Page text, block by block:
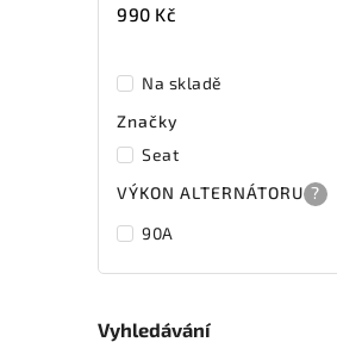
990 Kč
Na skladě
Značky
Seat
VÝKON ALTERNÁTORU ?
90A
Vyhledávání